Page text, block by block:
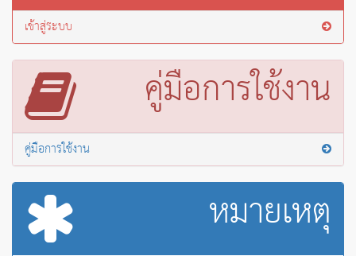
เข้าสู่ระบบ
คู่มือการใช้งาน
คู่มือการใช้งาน
หมายเหตุ